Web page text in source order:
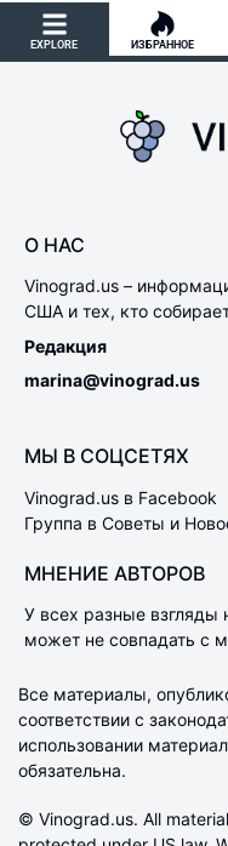
EXPLORE ИЗБРАННОЕ
О НАС
Vinograd.us –
США и тех, кто
Редакция
marina@vinograd.us
МЫ В СОЦСЕТЯХ
Vinograd.us в Facebook
Группа в Советы и
МНЕНИЕ АВТОРОВ
У всех разные взгляды
может не совпадать с
Все материалы,
соответствии с
использовании
обязательна.
© Vinograd.us. All